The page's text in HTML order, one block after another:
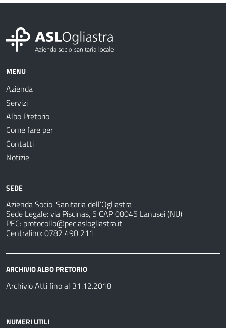
MENU
Azienda
Servizi
Albo Pretorio
Come fare per
Contatti
Notizie
SEDE
Azienda Socio-Sanitaria dell’Ogliastra
Sede Legale: via Piscinas, 5 CAP 08045 Lanusei (NU)
PEC: protocollo@pec.aslogliastra.it
Centralino: 0782 490 211
ARCHIVIO ALBO PRETORIO
Archivio Atti fino al 31.12.2018
NUMERI UTILI